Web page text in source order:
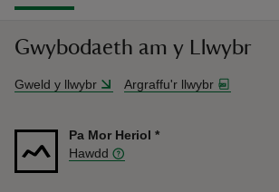
Gwybodaeth am y Llwybr
Gweld y llwybr Argraffu'r llwybr
Pa Mor Heriol *
Hawdd